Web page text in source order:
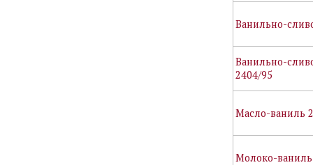
Ванильно-
Ванильно-
2404/95
Масло-ваниль
Молоко-